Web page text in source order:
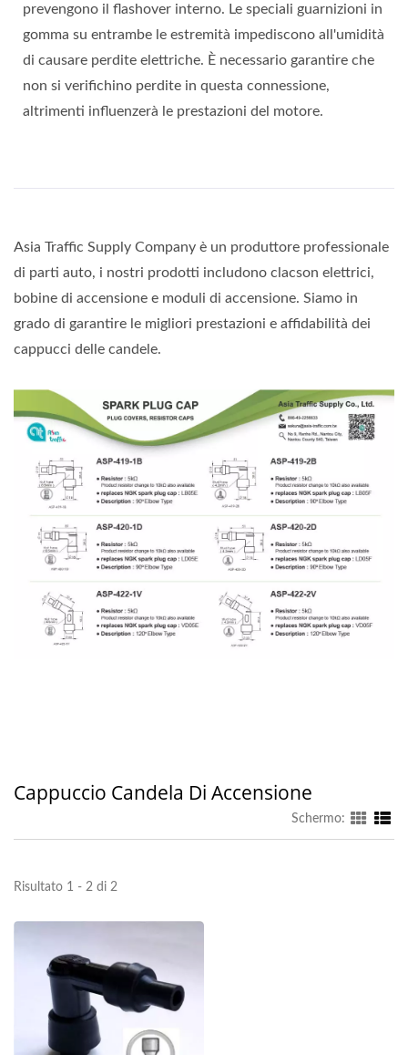
prevengono il flashover interno. Le speciali guarnizioni in
gomma su entrambe le estremità impediscono all'umidità
di causare perdite elettriche. È necessario garantire che
non si verifichino perdite in questa connessione,
altrimenti influenzerà le prestazioni del motore.
Asia Traffic Supply Company è un produttore professionale
di parti auto, i nostri prodotti includono clacson elettrici,
bobine di accensione e moduli di accensione. Siamo in
grado di garantire le migliori prestazioni e affidabilità dei
cappucci delle candele.
Cappuccio Candela Di Accensione
Schermo:
Risultato 1 - 2 di 2